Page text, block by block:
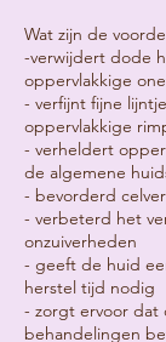
Wat zijn de
-verwijdert dode
oppervlakkige
- verfijnt fijne
oppervlakkige
- verheldert
de algemene
- bevorderd
- verbeterd het
onzuiverheden
- geeft de huid
herstel tijd nodig
- zorgt ervoor dat
behandelingen